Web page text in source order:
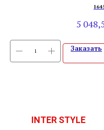
5
Заказать
INTER STYLE